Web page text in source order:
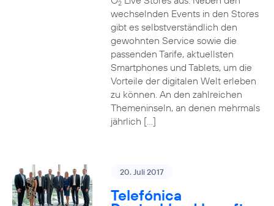
2
wechselnden Events in den Stores
gibt es selbstverständlich den
gewohnten Service sowie die
passenden Tarife, aktuellsten
Smartphones und Tablets, um die
Vorteile der digitalen Welt erleben
zu können. An den zahlreichen
Themeninseln, an denen mehrmals
jährlich […]
20. Juli 2017
Telefónica